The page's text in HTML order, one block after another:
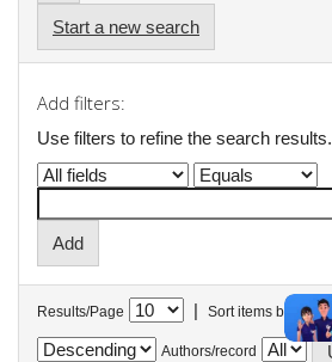
Start a new search
Add filters:
Use filters to refine the search results.
Results/Page | Sort items by
Authors/record